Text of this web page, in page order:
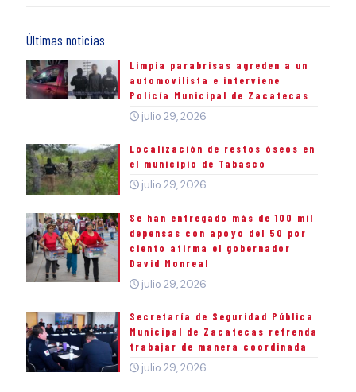
Últimas noticias
Limpia parabrisas agreden a un
automovilista e interviene
Policía Municipal de Zacatecas
julio 29, 2026
Localización de restos óseos en
el municipio de Tabasco
julio 29, 2026
Se han entregado más de 100 mil
depensas con apoyo del 50 por
ciento afirma el gobernador
David Monreal
julio 29, 2026
Secretaría de Seguridad Pública
Municipal de Zacatecas refrenda
trabajar de manera coordinada
julio 29, 2026